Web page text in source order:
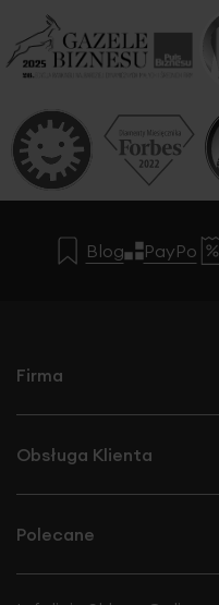
Blog PayPo
Firma
Obsługa Klienta
Polecane